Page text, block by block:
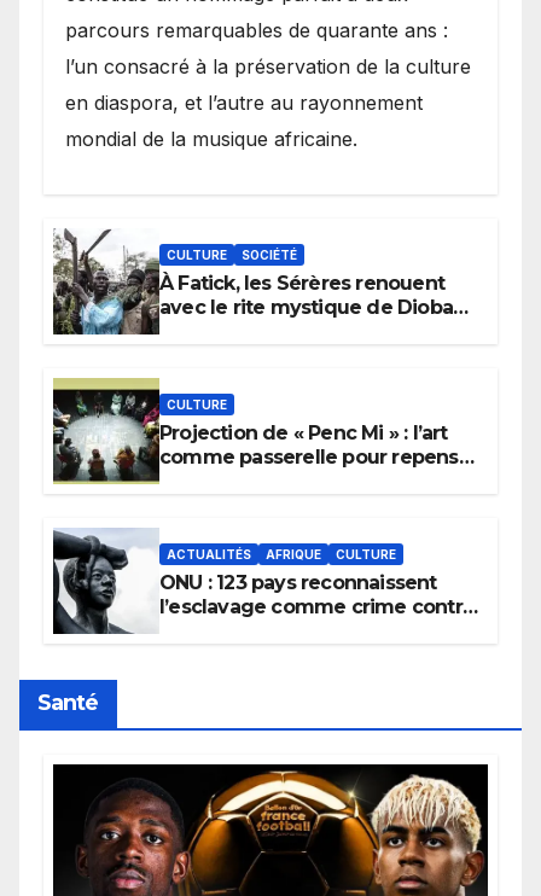
parcours remarquables de quarante ans :
l’un consacré à la préservation de la culture
en diaspora, et l’autre au rayonnement
mondial de la musique africaine.
CULTURE SOCIÉTÉ
À Fatick, les Sérères renouent
avec le rite mystique de Diobaye
CULTURE
Projection de « Penc Mi » : l’art
comme passerelle pour repenser
ACTUALITÉS AFRIQUE CULTURE
ONU : 123 pays reconnaissent
l’esclavage comme crime contre
Santé